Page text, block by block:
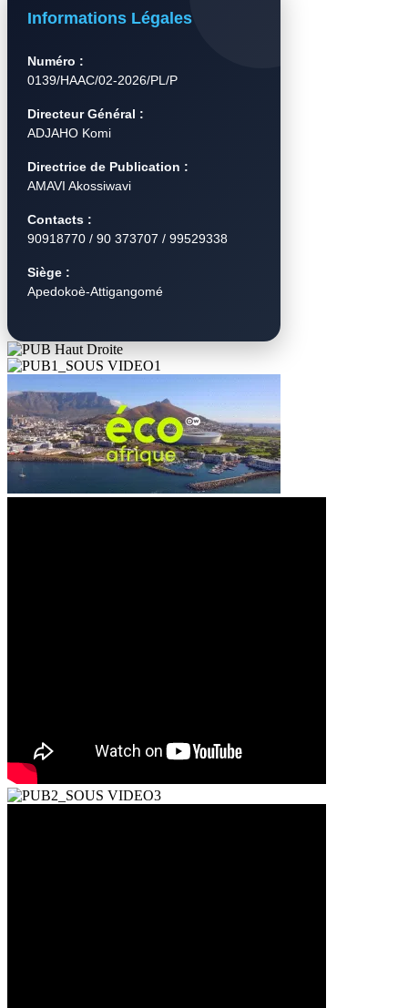
Informations Légales
Numéro :
0139/HAAC/02-2026/PL/P
Directeur Général :
ADJAHO Komi
Directrice de Publication :
AMAVI Akossiwavi
Contacts :
90918770 / 90 373707 / 99529338
Siège :
Apedokoè-Attigangomé